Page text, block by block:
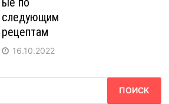
следующим
рецептам
16.10.2022